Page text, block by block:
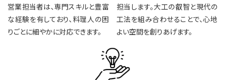
営業担当者は、専門スキルと豊富
な経験を有しており、料理人の困
りごとに細やかに対応できます。
担当します。大工の叡智と現代の
工法を組み合わせることで、心地
よい空間を創りあげます。